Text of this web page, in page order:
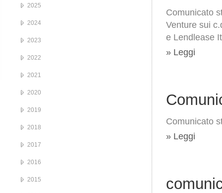
Comunicato
Venture sui
e Lendlease
» Leggi
Comunicato
» Leggi
2025
2024
2023
2022
2021
2020
2019
2018
2017
2016
2015